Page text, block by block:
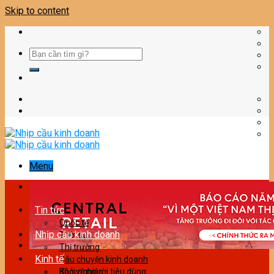
Skip to content
Menu
Tin tức
Quốc tế
Thời sự
Nhịp cầu kinh doanh
Thị trường
Câu chuyện kinh doanh
Bảo vệ người tiêu dùng
Kinh tế
Khởi nghiệp